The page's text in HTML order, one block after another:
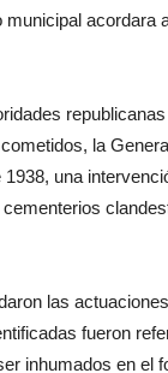
acordara
la
una
las
fueron
inhumados en el